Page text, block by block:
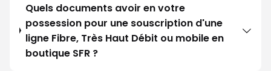
Quels documents avoir en votre
possession pour une souscription d'une
ligne Fibre, Très Haut Débit ou mobile en
boutique SFR ?